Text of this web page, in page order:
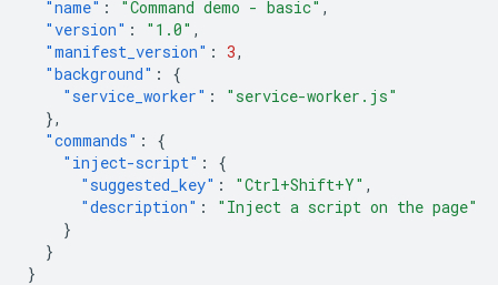
"name" : "Command demo - basic" ,
"version" : "1.0" ,
"manifest_version" : 3,
"background" :
{
"service_worker" :
"service-worker.js"
},
"commands" :
{
"inject-script" :
{
"suggested_key" : "Ctrl+Shift+Y" ,
"description" :
"Inject a script on the page"
}
}
}